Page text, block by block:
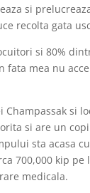
si
recolta gata
si 80%
fata mea nu
si
si are un
sta acasa
700,000 kip pe
medicala.